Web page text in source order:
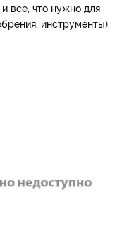
все, что нужно для
инструменты).